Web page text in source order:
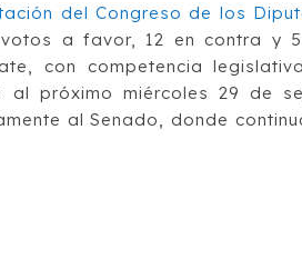
del Congreso de los
a favor, 12 en contra y
con competencia
al próximo miércoles 29 de
al Senado, donde